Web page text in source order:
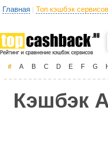
Главная | Топ кэшбэк сервисов
# A B C D E F G
Кэшбэк